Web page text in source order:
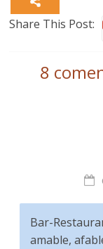
Share This Post:
8
Bar-
amable,